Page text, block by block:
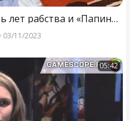
Мельникова, Денисова: пять лет рабства и «Папины дочки. Новые»
03/11/2023
05:42